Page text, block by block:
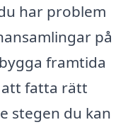
har problem
på
framtida
att fatta rätt
stegen du kan